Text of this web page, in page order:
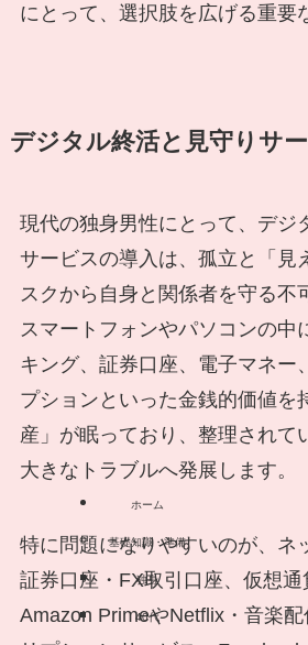
にとって、選択肢を広げる重要
デジタル終活と見守りサ
現代の独身男性にとって、デジ
サービスの導入は、孤立と「見
スクから自身と関係者を守る不
スマートフォンやパソコンの中
キング、証券口座、電子マネー
プションといった金銭的価値を
産」が眠っており、整理されて
大きなトラブルへ発展します。
特に問題になりやすいのが、ネ
証券口座・FX取引口座、仮想通
Amazon PrimeやNetflix・音楽
ホーム
基礎知識・準備
独身
40代